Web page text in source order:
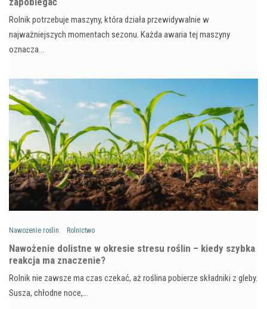
Rolnik potrzebuje maszyny, która działa przewidywalnie w
najważniejszych momentach sezonu. Każda awaria tej maszyny
oznacza…
Nawożenie roślin Rolnictwo
Nawożenie dolistne w okresie stresu roślin – kiedy szybka
reakcja ma znaczenie?
Rolnik nie zawsze ma czas czekać, aż roślina pobierze składniki z gleby.
Susza, chłodne noce,…